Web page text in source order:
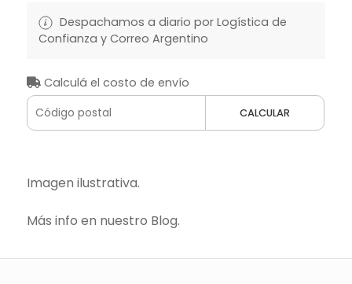
Despachamos a diario por Logística de
Confianza y Correo Argentino
Calculá el costo de envío
CALCULAR
Imagen ilustrativa.
Más info en nuestro Blog.